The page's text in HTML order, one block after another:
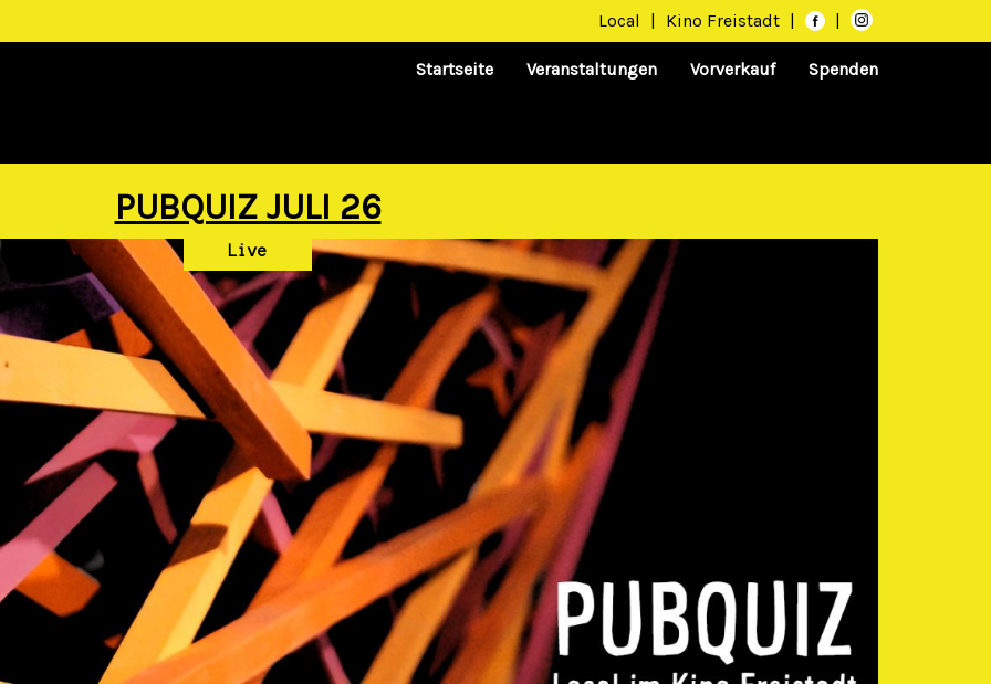
Local | Kino Freistadt | |
Startseite Veranstaltungen Vorverkauf Spenden
PUBQUIZ JULI 26
Live